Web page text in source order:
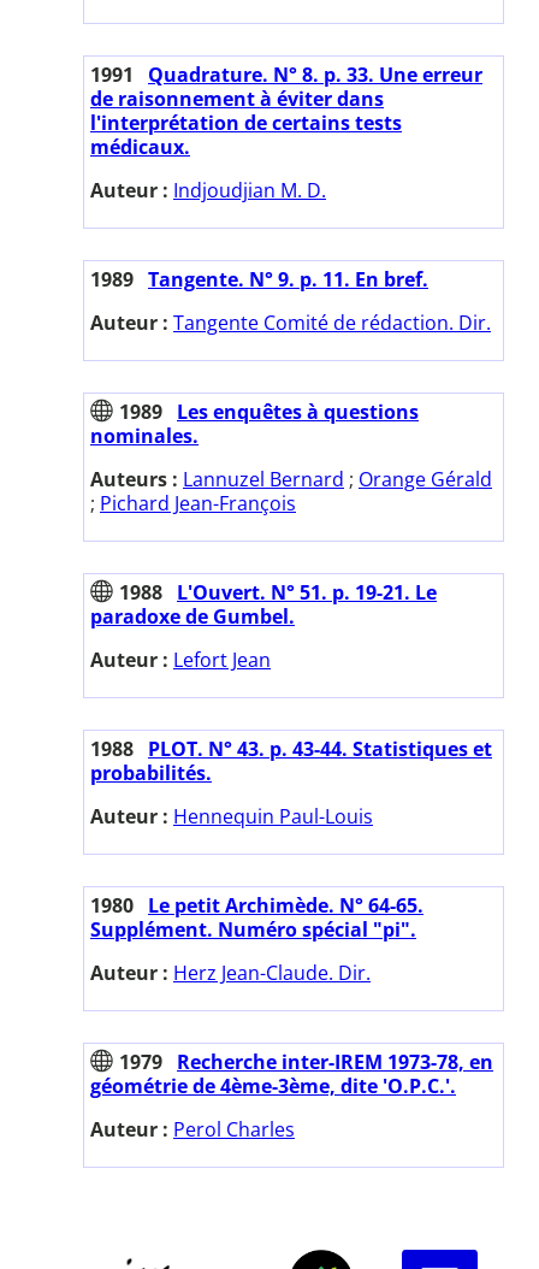
1991
Quadrature. N° 8. p. 33. Une erreur
de raisonnement à éviter dans
l'interprétation de certains tests
médicaux.
Auteur : Indjoudjian M. D.
1989 Tangente. N° 9. p. 11. En bref.
Auteur : Tangente Comité de rédaction. Dir.
1989 Les enquêtes à questions
nominales.
Auteurs : Lannuzel Bernard ; Orange Gérald
; Pichard Jean-François
1988 L'Ouvert. N° 51. p. 19-21. Le
paradoxe de Gumbel.
Auteur : Lefort Jean
1988 PLOT. N° 43. p. 43-44. Statistiques et
probabilités.
Auteur : Hennequin Paul-Louis
1980 Le petit Archimède. N° 64-65.
Supplément. Numéro spécial "pi".
Auteur : Herz Jean-Claude. Dir.
1979 Recherche inter-IREM 1973-78, en
géométrie de 4ème-3ème, dite 'O.P.C.'.
Auteur : Perol Charles